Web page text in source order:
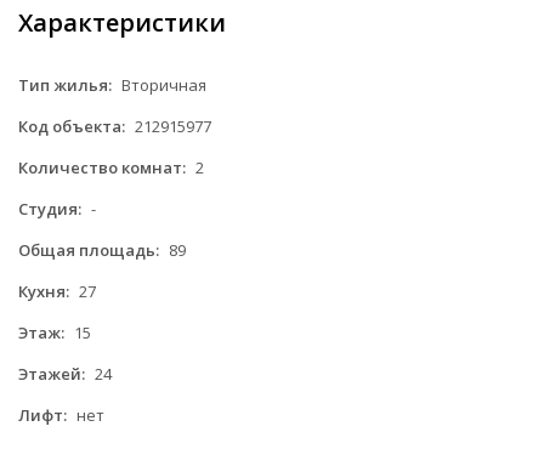
Характеристики
Тип жилья: Вторичная
Код объекта: 212915977
Количество комнат: 2
Студия: -
Общая площадь: 89
Кухня: 27
Этаж: 15
Этажей: 24
Лифт: нет